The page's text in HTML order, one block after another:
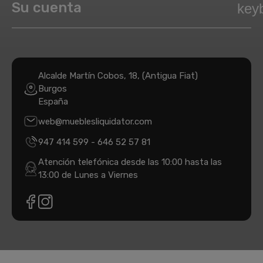
Su cuenta
Alcalde Martín Cobos, 18, (Antigua Fiat)
Burgos
España
web@mueblesliquidator.com
947 414 599 - 646 52 57 81
Atención telefónica desde las 10:00 hasta las
13:00 de Lunes a Viernes